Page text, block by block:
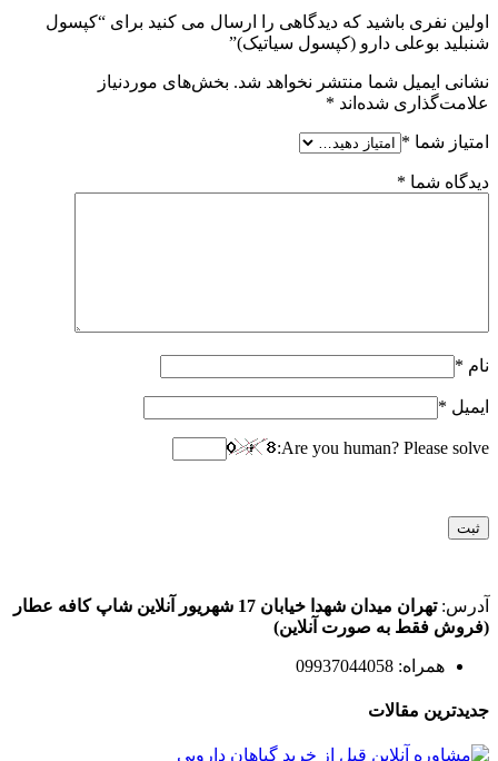
اولین نفری باشید که دیدگاهی را ارسال می کنید برای “کپسول
شنبلید بوعلی دارو (کپسول سیاتیک)”
نشانی ایمیل شما منتشر نخواهد شد. بخش‌های موردنیاز
علامت‌گذاری شده‌اند *
امتیاز شما *
دیدگاه شما *
نام *
ایمیل *
Are you human? Please solve:
آدرس:تهران میدان شهدا خیابان 17 شهریور آنلاین شاپ کافه عطار
(فروش فقط به صورت آنلاین)
همراه: 09937044058
جدیدترین مقالات